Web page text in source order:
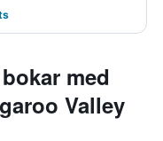
med
Valley